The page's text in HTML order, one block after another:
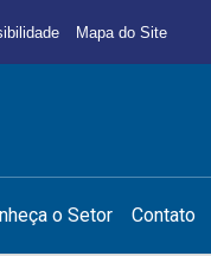
Mapa do Site
o Setor Contato